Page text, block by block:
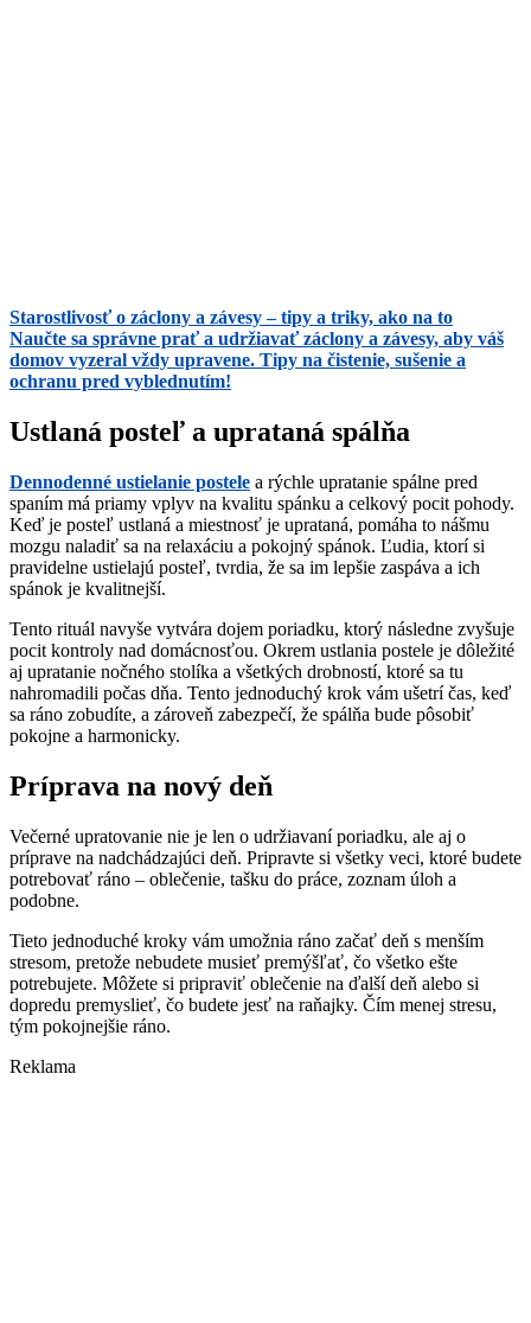
Starostlivosť o záclony a závesy – tipy a triky, ako na to
Naučte sa správne prať a udržiavať záclony a závesy, aby váš
domov vyzeral vždy upravene. Tipy na čistenie, sušenie a
ochranu pred vyblednutím!
Ustlaná posteľ a uprataná spálňa
Dennodenné ustielanie postele a rýchle upratanie spálne pred
spaním má priamy vplyv na kvalitu spánku a celkový pocit pohody.
Keď je posteľ ustlaná a miestnosť je uprataná, pomáha to nášmu
mozgu naladiť sa na relaxáciu a pokojný spánok. Ľudia, ktorí si
pravidelne ustielajú posteľ, tvrdia, že sa im lepšie zaspáva a ich
spánok je kvalitnejší.
Tento rituál navyše vytvára dojem poriadku, ktorý následne zvyšuje
pocit kontroly nad domácnosťou. Okrem ustlania postele je dôležité
aj upratanie nočného stolíka a všetkých drobností, ktoré sa tu
nahromadili počas dňa. Tento jednoduchý krok vám ušetrí čas, keď
sa ráno zobudíte, a zároveň zabezpečí, že spálňa bude pôsobiť
pokojne a harmonicky.
Príprava na nový deň
Večerné upratovanie nie je len o udržiavaní poriadku, ale aj o
príprave na nadchádzajúci deň. Pripravte si všetky veci, ktoré budete
potrebovať ráno – oblečenie, tašku do práce, zoznam úloh a
podobne.
Tieto jednoduché kroky vám umožnia ráno začať deň s menším
stresom, pretože nebudete musieť premýšľať, čo všetko ešte
potrebujete. Môžete si pripraviť oblečenie na ďalší deň alebo si
dopredu premyslieť, čo budete jesť na raňajky. Čím menej stresu,
tým pokojnejšie ráno.
Reklama